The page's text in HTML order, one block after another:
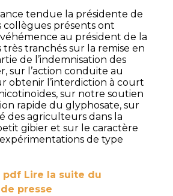
tendue la présidente de
collègues présents ont
au président de la
très tranchés sur la remise en
de l’indemnisation des
sur l’action conduite au
obtenir l’interdiction à court
sur notre soutien
rapide du glyphosate, sur
des agriculteurs dans la
gibier et sur le caractère
de type
Lire la suite du
presse